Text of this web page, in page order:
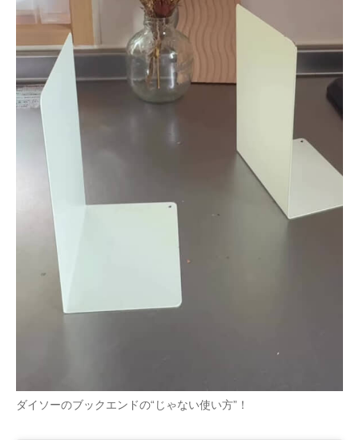
経営リーダーのコミュニティ
マーケ×ITの今がよく分かる
ITエンジニア向け専門サイト
企業向けIT製品の総合サイト
IT製品の技術・比較・事例
製造業のIT導入・活用を支援
モノづくり技術者専門サイト
エレクトロニクス専門サイト
電子設計の基本と応用
ちょっと気になるネットの話題
ダイソーのブックエンドの“じゃない使い方”！